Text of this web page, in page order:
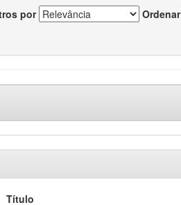
por Ordenar
Título